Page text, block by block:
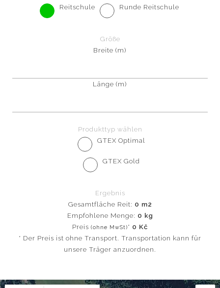
Reitschule
Runde Reitschule
Größe
Breite (m)
Länge (m)
Produkttyp wählen
GTEX Optimal
GTEX Gold
Ergebnis
Gesamtfläche Reit: 0 m2
Empfohlene Menge: 0 kg
Preis (ohne MwSt)* 0 Kč
* Der Preis ist ohne Transport. Transportation kann für
unsere Träger anzuordnen.